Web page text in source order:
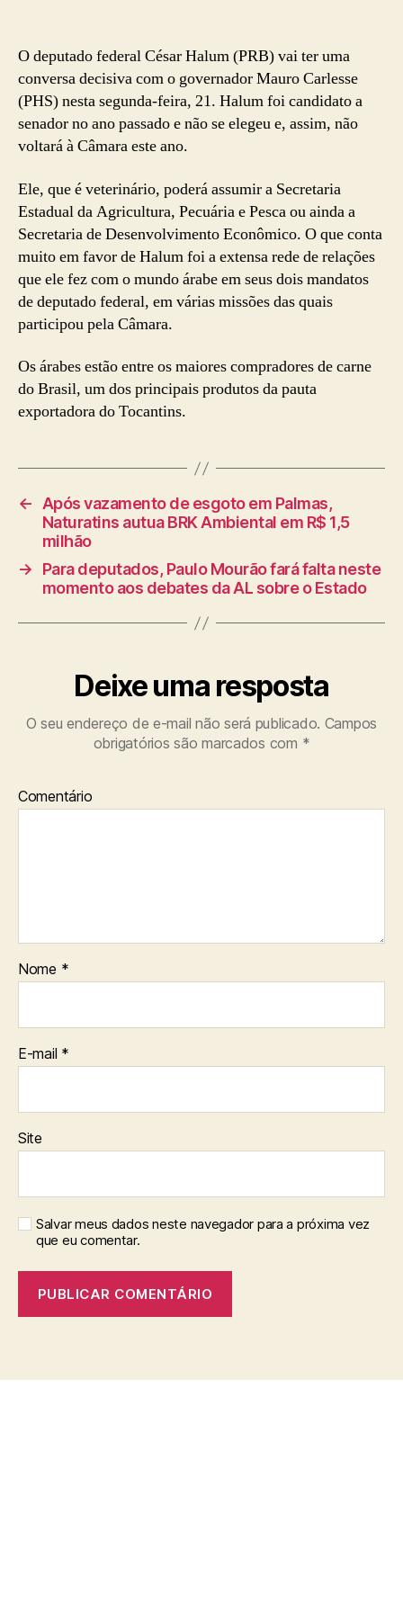
O deputado federal César Halum (PRB) vai ter uma
conversa decisiva com o governador Mauro Carlesse
(PHS) nesta segunda-feira, 21. Halum foi candidato a
senador no ano passado e não se elegeu e, assim, não
voltará à Câmara este ano.
Ele, que é veterinário, poderá assumir a Secretaria
Estadual da Agricultura, Pecuária e Pesca ou ainda a
Secretaria de Desenvolvimento Econômico. O que conta
muito em favor de Halum foi a extensa rede de relações
que ele fez com o mundo árabe em seus dois mandatos
de deputado federal, em várias missões das quais
participou pela Câmara.
Os árabes estão entre os maiores compradores de carne
do Brasil, um dos principais produtos da pauta
exportadora do Tocantins.
←
Após vazamento de esgoto em Palmas,
Naturatins autua BRK Ambiental em R$ 1,5
milhão
→
Para deputados, Paulo Mourão fará falta neste
momento aos debates da AL sobre o Estado
Deixe uma resposta
O seu endereço de e-mail não será publicado. Campos
obrigatórios são marcados com *
Comentário
Nome *
E-mail *
Site
Salvar meus dados neste navegador para a próxima vez
que eu comentar.